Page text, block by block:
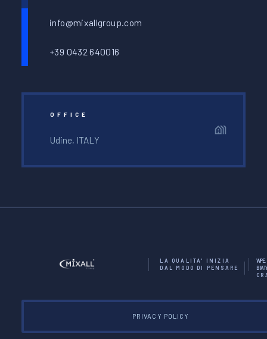
info@mixallgroup.com
+39 0432 640016
OFFICE
Udine, ITALY
LA QUALITA' INIZIA
DAL MODO DI PENSARE
PRIVACY POLICY